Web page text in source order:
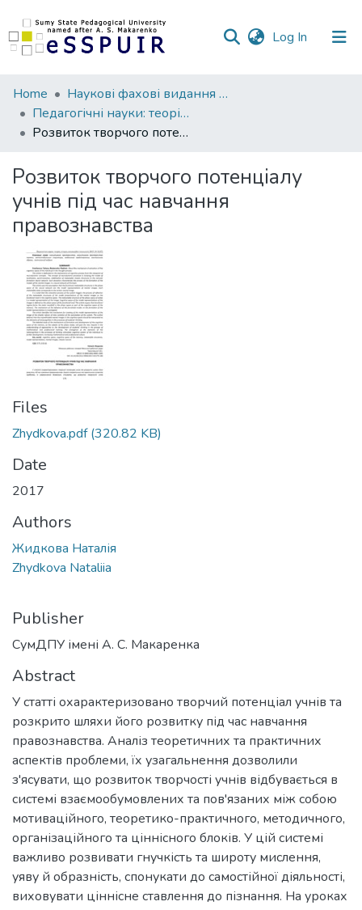
Log In (current)
Communities
&
Collections
Statistics
Home
Наукові фахові видання СумДПУ
Педагогічні науки: теорія, історія, інноваційні технології
Розвиток творчого потенціалу учнів під час навчання правознавства
Розвиток творчого потенціалу
учнів під час навчання
правознавства
Files
Zhydkova.pdf(320.82 KB)
Date
2017
Authors
Жидкова Наталія
Zhydkova Nataliia
Publisher
СумДПУ імені А. С. Макаренка
Abstract
У статті охарактеризовано творчий потенціал учнів та
розкрито шляхи його розвитку під час навчання
правознавства. Аналіз теоретичних та практичних
аспектів проблеми, їх узагальнення дозволили
з'ясувати, що розвиток творчості учнів відбувається в
системі взаємообумовлених та пов'язаних між собою
мотиваційного, теоретико-практичного, методичного,
організаційного та ціннісного блоків. У цій системі
важливо розвивати гнучкість та широту мислення,
уяву й образність, спонукати до самостійної діяльності,
виховувати ціннісне ставлення до пізнання. На уроках